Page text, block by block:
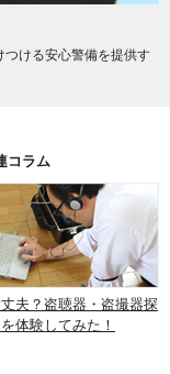
つける安心警備を提供す
コラム
夫？盗聴器・盗撮器探
体験してみた！